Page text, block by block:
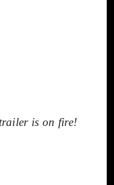
is on fire!